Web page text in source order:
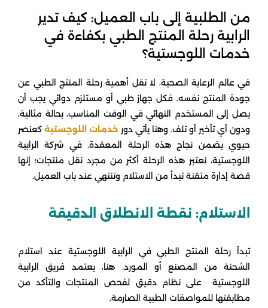
من الطلبية إلى باب العميل: كيف تدير
الرابية رحلة المنتج الطبي بكفاءة في
خدمات اللوجستية؟
في عالم الرعاية الصحية، لا تقل أهمية رحلة المنتج الطبي عن
جودة المنتج نفسه. فكل جهاز طبي أو مستلزم دوائي يجب أن
يصل إلى المستخدم النهائي في الوقت المناسب، بحالة مثالية،
ودون أي تأخير أو تلف. وهنا يأتي دور خدمات اللوجستية كعنصر
حيوي يضمن نجاح هذه الرحلة المعقدة. في شركة الرابية
اللوجستية، نعتبر هذه الرحلة أكثر من مجرد نقل منتجات؛ إنها
قصة إدارة متقنة تبدأ من الاستلام وتنتهي عند باب العميل.
الاستلام: نقطة الانطلاق الدقيقة
تبدأ رحلة المنتج الطبي في الرابية اللوجستية عند استلام
الشحنة من المصنع أو المورد. هنا، يعتمد فريق الرابية
اللوجستية على نظام دقيق لفحص المنتجات والتأكد من
مطابقتها للمواصفات الطبية الصارمة.